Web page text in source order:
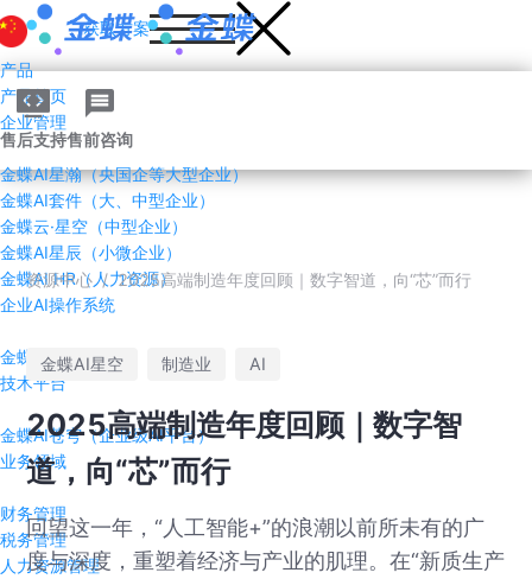
获取方案
产品
产品首页
企业管理AI
金蝶AI星瀚（央国企等大型企业）
金蝶AI套件（大、中型企业）
金蝶云·星空（中型企业）
金蝶AI星辰（小微企业）
金蝶AI HR（人力资源）
企业AI操作系统
金蝶灵基
技术平台
金蝶AI苍穹（企业级AI平台）
业务领域
财务管理
税务管理
人力资源管理
售后支持售前咨询
资源中心 / 2025高端制造年度回顾｜数字智道，向“芯”而行
金蝶AI星空 制造业 AI
2025高端制造年度回顾｜数字智
道，向“芯”而行
回望这一年，“人工智能+”的浪潮以前所未有的广
度与深度，重塑着经济与产业的肌理。在“新质生产